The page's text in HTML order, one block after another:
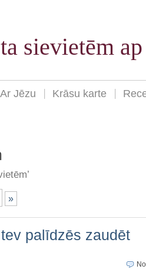
sievietēm
Ar Jēzu Krāsu karte
»
palīdzēs zaudēt